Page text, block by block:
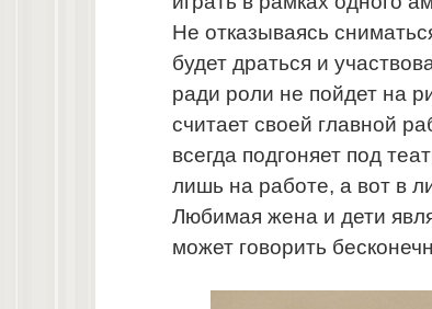
Не отказываясь
будет драться и
ради роли не пойдет на
считает своей главной
всегда подгоняет под
лишь на работе, а вот в
Любимая жена и дети
может говорить